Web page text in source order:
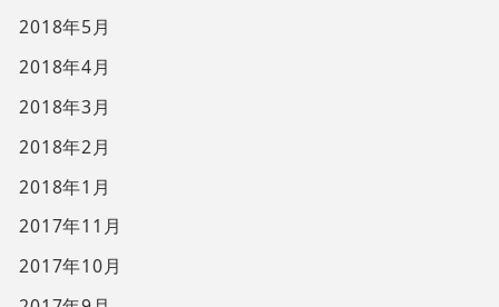
2018年5月
2018年4月
2018年3月
2018年2月
2018年1月
2017年11月
2017年10月